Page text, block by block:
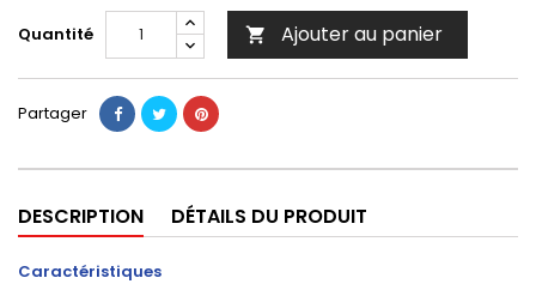
Quantité  Ajouter au panier
Partager
DESCRIPTION DÉTAILS DU PRODUIT
Caractéristiques